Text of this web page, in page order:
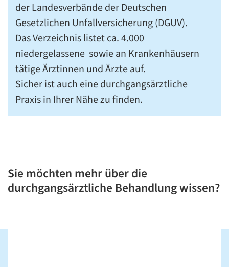
der Landesverbände der Deutschen
Gesetzlichen Unfallversicherung (DGUV).
Das Verzeichnis listet ca. 4.000
niedergelassene sowie an Krankenhäusern
tätige Ärztinnen und Ärzte auf.
Sicher ist auch eine durchgangsärztliche
Praxis in Ihrer Nähe zu finden.
Sie möchten mehr über die
durchgangsärztliche Behandlung wissen?